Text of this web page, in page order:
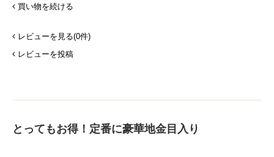
買い物を続ける
レビューを見る(0件)
レビューを投稿
とってもお得！定番に豪華地金目入り